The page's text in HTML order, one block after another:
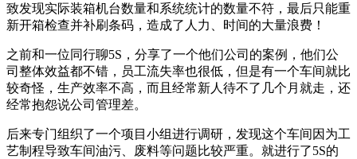
致发现实际装箱机台数量和系统统计的数量不符，最后只能重
新开箱检查并补刷条码，造成了人力、时间的大量浪费！
之前和一位同行聊5S，分享了一个他们公司的案例，他们公
司整体效益都不错，员工流失率也很低，但是有一个车间就比
较奇怪，生产效率不高，而且经常新人待不了几个月就走，还
经常抱怨说公司管理差。
后来专门组织了一个项目小组进行调研，发现这个车间因为工
艺制程导致车间油污、废料等问题比较严重。就进行了5S的